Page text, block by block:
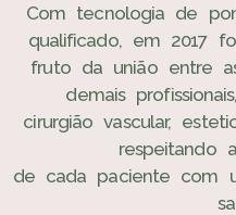
Com tecnologia de
qualificado, em 2017
fruto da união entre
demais
cirurgião vascular,
respeitando
de cada paciente com